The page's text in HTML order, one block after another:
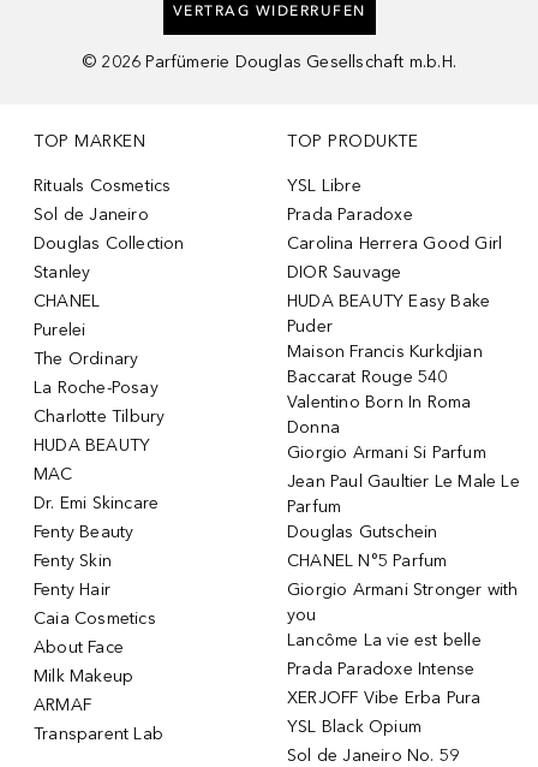
VERTRAG WIDERRUFEN
© 2026 Parfümerie Douglas Gesellschaft m.b.H.
TOP MARKEN
Rituals Cosmetics
Sol de Janeiro
Douglas Collection
Stanley
CHANEL
Purelei
The Ordinary
La Roche-Posay
Charlotte Tilbury
HUDA BEAUTY
MAC
Dr. Emi Skincare
Fenty Beauty
Fenty Skin
Fenty Hair
Caia Cosmetics
About Face
Milk Makeup
ARMAF
Transparent Lab
TOP PRODUKTE
YSL Libre
Prada Paradoxe
Carolina Herrera Good Girl
DIOR Sauvage
HUDA BEAUTY Easy Bake
Puder
Maison Francis Kurkdjian
Baccarat Rouge 540
Valentino Born In Roma
Donna
Giorgio Armani Si Parfum
Jean Paul Gaultier Le Male Le
Parfum
Douglas Gutschein
CHANEL N°5 Parfum
Giorgio Armani Stronger with
you
Lancôme La vie est belle
Prada Paradoxe Intense
XERJOFF Vibe Erba Pura
YSL Black Opium
Sol de Janeiro No. 59